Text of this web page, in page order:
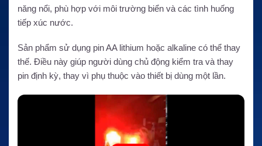
năng nổi, phù hợp với môi trường biển và các tình huống
tiếp xúc nước.
Sản phẩm sử dụng pin AA lithium hoặc alkaline có thể thay
thế. Điều này giúp người dùng chủ động kiểm tra và thay
pin định kỳ, thay vì phụ thuộc vào thiết bị dùng một lần.